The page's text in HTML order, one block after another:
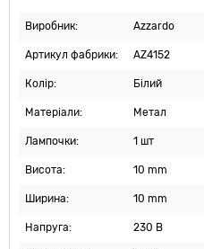
Виробник: Azzardo
Артикул фабрики: AZ4152
Колір: Білий
Матеріали: Метал
Лампочки: 1 шт
Висота: 10 mm
Ширина: 10 mm
Напруга: 230 В